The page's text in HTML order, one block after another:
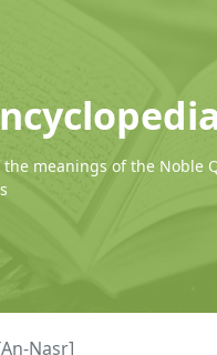
meanings of the Noble
Nasr]